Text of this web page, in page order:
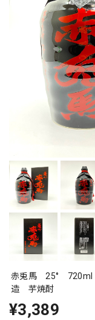
赤兎馬 25°
造 芋焼酎
¥3,389